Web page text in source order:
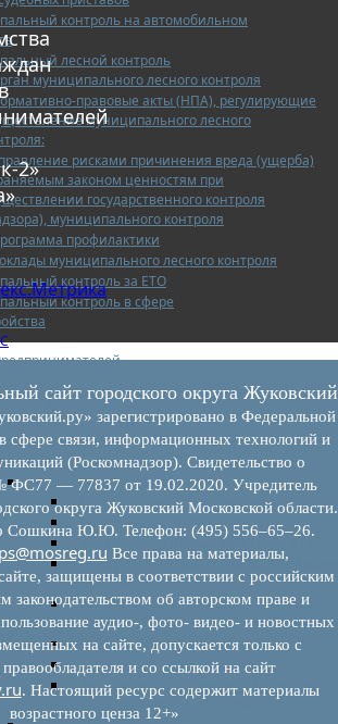
контроль на автомобильном
лесной контроль
муниципального лесного контроля
правовые акты (НПА), регулирующие
муниципального лесного
рисками причинения вреда (ущерба)
законом ценностям при
государственного контроля
муниципального контроля
профилактики
муниципального лесного контроля
контроль за ЕТО
контроль в сфере
МСП
МСП
МСП
поддержка
поддержка
Нормативно-правовые акты
Федеральное законодательство
Региональное законодательство
Порядок формирования и ведения
Порядок предоставления имущества из
перечней
Нормативные правовые акты по
перечней
Административные регламенты
Программы по развитию МСП
Нормативные правовые акты по
мерам поддержки субъектов МСП
2»
сайт городского округа Жуковский
зарегистрировано в Федеральной
сфере связи, информационных технологий и
(Роскомнадзор). Свидетельство о
ФС77 — 77837 от 19.02.2020. Учредитель
округа Жуковский Московской области.
Сошкина Ю.Ю. Телефон: (495) 556–65–26.
Все права на материалы,
защищены в соответствии с российским
законодательством об авторском праве и
аудио-, фото- видео- и новостных
на сайте, допускается только с
и со ссылкой на сайт
. Настоящий ресурс содержит материалы
возрастного ценза 12+»